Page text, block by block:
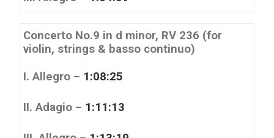
Concerto No.9 in d minor, RV 236 (for
violin, strings & basso continuo)
I. Allegro – 1:08:25
II. Adagio – 1:11:13